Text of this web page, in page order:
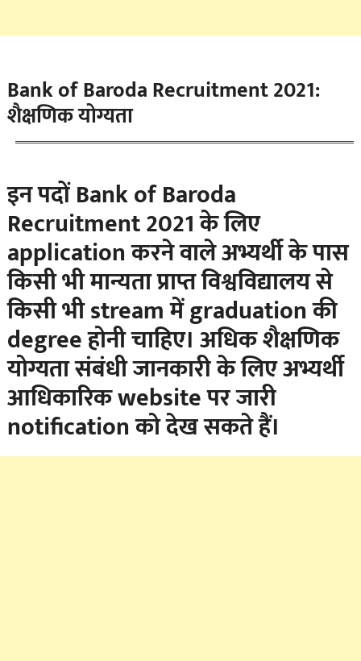
Bank of Baroda Recruitment 2021:
शैक्षणिक योग्यता
इन पदों Bank of Baroda
Recruitment 2021 के लिए
application करने वाले अभ्यर्थी के पास
किसी भी मान्यता प्राप्त विश्वविद्यालय से
किसी भी stream में graduation की
degree होनी चाहिए। अधिक शैक्षणिक
योग्यता संबंधी जानकारी के लिए अभ्यर्थी
आधिकारिक website पर जारी
notification को देख सकते हैं।